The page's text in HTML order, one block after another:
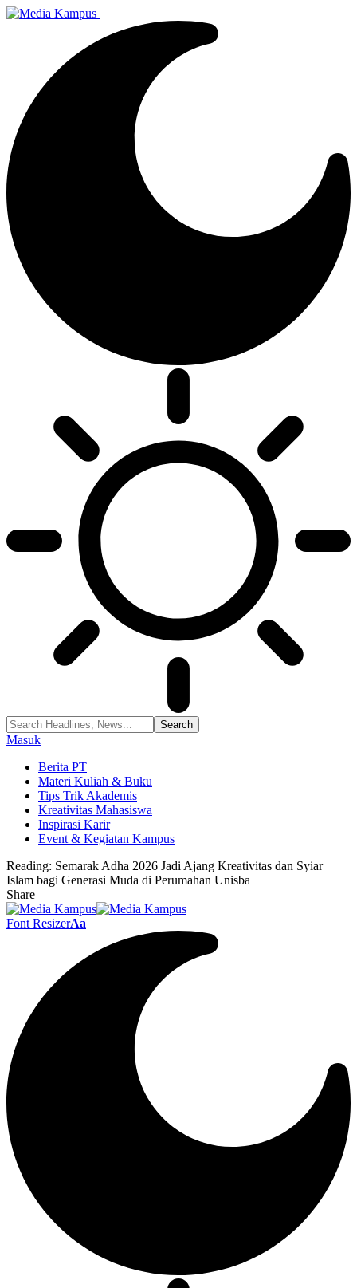
Masuk
Berita PT
Materi Kuliah & Buku
Tips Trik Akademis
Kreativitas Mahasiswa
Inspirasi Karir
Event & Kegiatan Kampus
Reading: Semarak Adha 2026 Jadi Ajang Kreativitas dan Syiar
Islam bagi Generasi Muda di Perumahan Unisba
Share
Font ResizerAa